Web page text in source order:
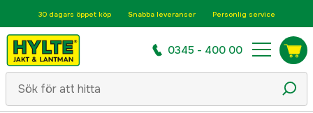
30 dagars öppet köp Snabba leveranser Personlig service
0345 - 400 00